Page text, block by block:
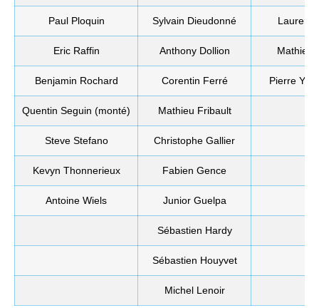
Paul Ploquin Sylvain Dieudonné Laurent
Eric Raffin Anthony Dollion Mathieu
Benjamin Rochard Corentin Ferré Pierre
Quentin Seguin (monté) Mathieu Fribault
Steve Stefano Christophe Gallier
Kevyn Thonnerieux Fabien Gence
Antoine Wiels Junior Guelpa
Sébastien Hardy
Sébastien Houyvet
Michel Lenoir